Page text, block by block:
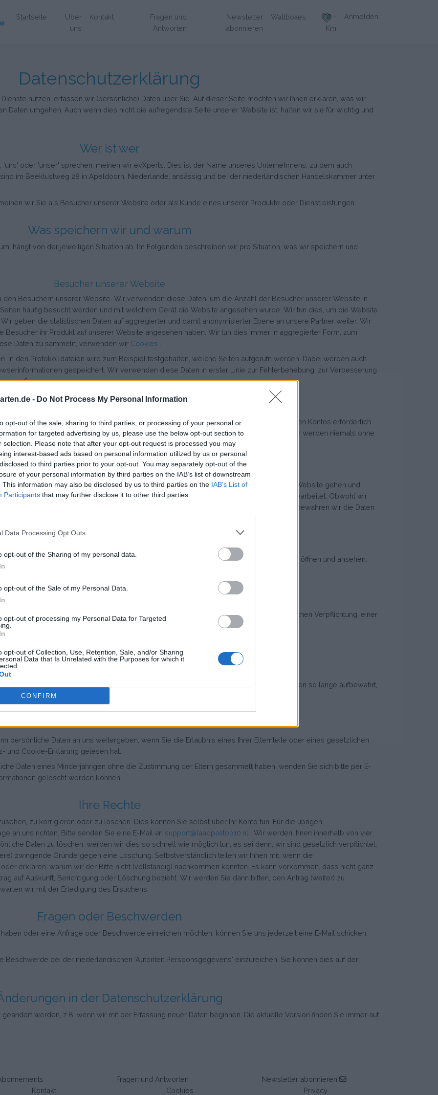
- Do Not Process My Personal Information
opt-out of the sale, sharing to third parties, or processing of your personal or
for targeted advertising by us, please use the below opt-out section to
selection. Please note that after your opt-out request is processed you may
interest-based ads based on personal information utilized by us or personal
to third parties prior to your opt-out. You may separately opt-out of the
of your personal information by third parties on the IAB’s list of downstream
This information may also be disclosed by us to third parties on the IAB’s List of
Participants that may further disclose it to other third parties.
Data Processing Opt Outs
opt-out of the Sharing of my personal data.
opt-out of the Sale of my Personal Data.
opt-out of processing my Personal Data for Targeted
opt-out of Collection, Use, Retention, Sale, and/or Sharing
Data that Is Unrelated with the Purposes for which it
CONFIRM
Startseite (Aktuell)Über
uns
Kontakt
Fragen und
Antworten
Newsletter
abonnieren
Wallboxes
-
Km
Anmelden
Datenschutzerklärung
nutzen, erfassen wir (persönliche) Daten über Sie. Auf dieser Seite möchten wir Ihnen erklären, was wir
Daten umgehen. Auch wenn dies nicht die aufregendste Seite unserer Website ist, halten wir sie für wichtig und
Wer ist wer
oder 'unser' sprechen, meinen wir evXperts. Dies ist der Name unseres Unternehmens, zu dem auch
im Beeklustweg 28 in Apeldoorn, Niederlande, ansässig und bei der niederländischen Handelskammer unter
wir Sie als Besucher unserer Website oder als Kunde eines unserer Produkte oder Dienstleistungen.
Was speichern wir und warum
hängt von der jeweiligen Situation ab. Im Folgenden beschreiben wir pro Situation, was wir speichern und
Besucher unserer Website
Besuchern unserer Website. Wir verwenden diese Daten, um die Anzahl der Besucher unserer Website in
häufig besucht werden und mit welchem Gerät die Website angesehen wurde. Wir tun dies, um die Website
geben die statistischen Daten auf aggregierter und damit anonymisierter Ebene an unsere Partner weiter. Wir
ihr Produkt auf unserer Website angesehen haben. Wir tun dies immer in aggregierter Form, zum
Daten zu sammeln, verwenden wir Cookies
In den Protokolldateien wird zum Beispiel festgehalten, welche Seiten aufgerufn werden. Dabei werden auch
gespeichert. Wir verwenden diese Daten in erster Linie zur Fehlerbehebung, zur Verbesserung
Server.
Konto erstellt haben. Abgesehen von den Daten, die für die Erstellung eines solchen Kontos erforderlich
Daten optional und Sie entscheiden, was Sie mit uns teilen und was nicht. Diese Daten werden niemals ohne
Ladekarte anfordern
direkt über unsere Website beantragen. Das heißt, Sie müssen nicht auf eine andere Website gehen und
Wir leiten diese Informationen dann an unseren Partner weiter, der Ihren Antrag dann bearbeitet. Obwohl wir
eine Kopie für die Fehlersuche und für unseren Rechnungsprozess. Selbstverständlich bewahren wir die Daten
Ihre E-Mail-Adresse. Darüber hinaus verfolgen wir, wie viele Personen den Newsletter öffnen und ansehen.
anonymen Ebene.
wir keine Daten an Dritte weiter, es sei denn, dies geschieht aufgrund einer gesetzlichen Verpflichtung, einer
unserer Vereinbarung mit Ihnen erforderlich ist.
Sicherheit und Datenspeicher
der derzeit üblichen Techniken gesichert.
werden so lange gespeichert, wie Ihr Konto aktiv ist. Andere (persönliche) Daten werden so lange aufbewahrt,
Sind Sie unter 16 Jahre alt?
persönliche Daten an uns weitergeben, wenn Sie die Erlaubnis eines Ihrer Elternteile oder eines gesetzlichen
und Cookie-Erklärung gelesen hat.
Daten eines Minderjährigen ohne die Zustimmung der Eltern gesammelt haben, wenden Sie sich bitte per E-
gelöscht werden können.
Ihre Rechte
zu korrigieren oder zu löschen. Dies können Sie selbst über Ihr Konto tun. Für die übrigen
an uns richten. Bitte senden Sie eine E-Mail an support@laadpastop10.nl
. Wir werden Ihnen innerhalb von vier
Daten zu löschen, werden wir dies so schnell wie möglich tun, es sei denn, wir sind gesetzlich verpflichtet,
zwingende Gründe gegen eine Löschung. Selbstverständlich teilen wir Ihnen mit, wenn die
erklären, warum wir der Bitte nicht (vollständig) nachkommen konnten. Es kann vorkommen, dass nicht ganz
auf Auskunft, Berichtigung oder Löschung bezieht. Wir werden Sie dann bitten, den Antrag (weiter) zu
wir mit der Erledigung des Ersuchens.
Fragen oder Beschwerden
oder eine Anfrage oder Beschwerde einreichen möchten, können Sie uns jederzeit eine E-Mail schicken:
Beschwerde bei der niederländischen 'Autoriteit Persoonsgegevens' einzureichen. Sie können dies auf der
in der Datenschutzerklärung
werden, z.B. wenn wir mit der Erfassung neuer Daten beginnen. Die aktuelle Version finden Sie immer auf
Fragen und Antworten
Newsletter abonnieren
Kontakt Cookies Privacy